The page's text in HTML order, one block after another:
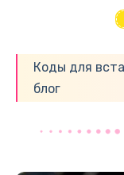
Коды для
блог